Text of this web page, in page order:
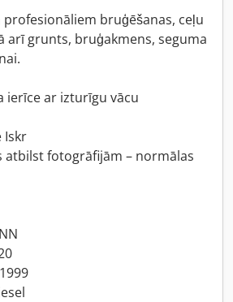
bruģēšanas, ceļu
arī grunts, bruģakmens, seguma
ierīce ar izturīgu vācu
Iskr
atbilst fotogrāfijām – normālas